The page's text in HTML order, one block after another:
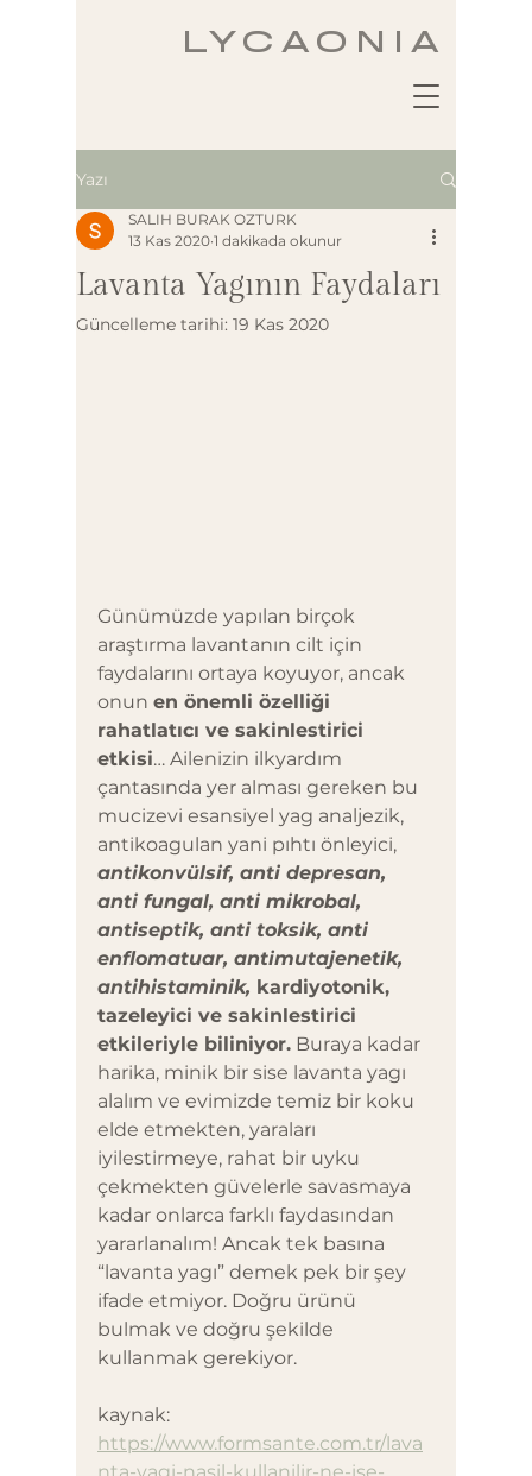
LYCAONIA
Yazı
Lavanta Yagının Faydaları
SALIH BURAK OZTURK
13 Kas 2020 1 dakikada okunur
Güncelleme tarihi: 19 Kas 2020
Günümüzde yapılan birçok
araştırma lavantanın cilt için
faydalarını ortaya koyuyor, ancak
onun en önemli özelliği
rahatlatıcı ve sakinlestirici
etkisi… Ailenizin ilkyardım
çantasında yer alması gereken bu
mucizevi esansiyel yag analjezik,
antikoagulan yani pıhtı önleyici,
antikonvülsif, anti depresan,
anti fungal, anti mikrobal,
antiseptik, anti toksik, anti
enflomatuar, antimutajenetik,
antihistaminik, kardiyotonik,
tazeleyici ve sakinlestirici
etkileriyle biliniyor. Buraya kadar
harika, minik bir sise lavanta yagı
alalım ve evimizde temiz bir koku
elde etmekten, yaraları
iyilestirmeye, rahat bir uyku
çekmekten güvelerle savasmaya
kadar onlarca farklı faydasından
yararlanalım! Ancak tek basına
“lavanta yagı” demek pek bir şey
ifade etmiyor. Doğru ürünü
bulmak ve doğru şekilde
kullanmak gerekiyor.
kaynak:
https://www.formsante.com.tr/lava